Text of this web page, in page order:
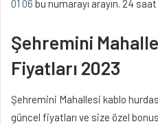
01 06 bu numarayı arayın. 24 saat
Şehremini
Fiyatları 2023
Şehremini Mahallesi kablo
güncel fiyatları ve size özel